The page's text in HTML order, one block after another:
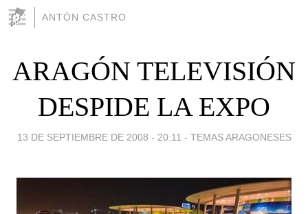
ANTÓN CASTRO
ARAGÓN TELEVISIÓN
DESPIDE LA EXPO
13 DE SEPTIEMBRE DE 2008 - 20:11 - TEMAS ARAGONESES